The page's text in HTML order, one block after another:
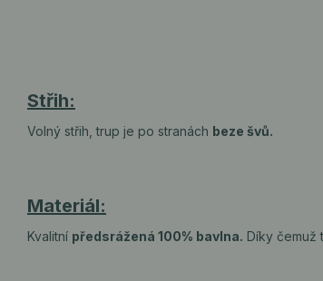
Střih:
Volný střih, trup je po stranách beze švů.
Materiál:
Kvalitní předsrážená 100% bavlna. Díky čemuž